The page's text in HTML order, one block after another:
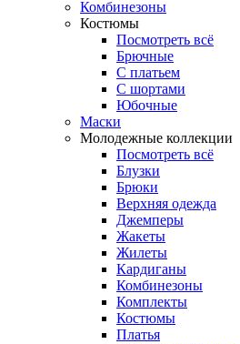
Комбинезоны
Костюмы
Посмотреть всё
Брючные
С платьем
С шортами
Юбочные
Маски
Молодежные коллекции
Посмотреть всё
Блузки
Брюки
Верхняя одежда
Джемперы
Жакеты
Жилеты
Кардиганы
Комбинезоны
Комплекты
Костюмы
Платья